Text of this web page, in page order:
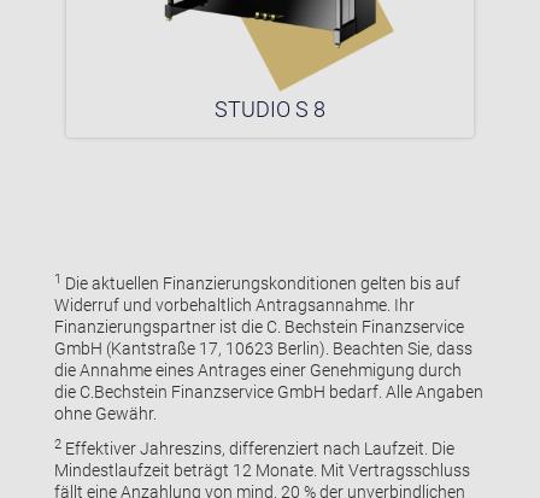
STUDIO S 8
1 Die aktuellen Finanzierungskonditionen gelten bis auf
Widerruf und vorbehaltlich Antragsannahme. Ihr
Finanzierungspartner ist die C. Bechstein Finanzservice
GmbH (Kantstraße 17, 10623 Berlin). Beachten Sie, dass
die Annahme eines Antrages einer Genehmigung durch
die C.Bechstein Finanzservice GmbH bedarf. Alle Angaben
ohne Gewähr.
2Effektiver Jahreszins, differenziert nach Laufzeit. Die
Mindestlaufzeit beträgt 12 Monate. Mit Vertragsschluss
fällt eine Anzahlung von mind. 20 % der unverbindlichen